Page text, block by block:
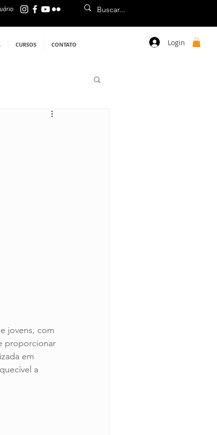
CURSOS CONTATO Login
jovens, com
proporcionar
em
a